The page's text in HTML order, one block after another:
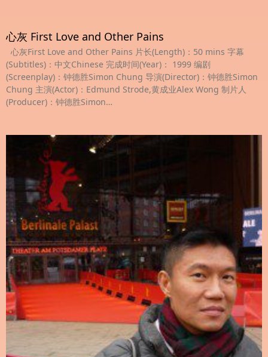
心灰 First Love and Other Pains
心灰First Love and Other Pains 片长(Length)：50 mins 字幕
(Subtitles)：中文Chinese 完成时间(Year)： 1999 编剧
(Screenplay)：钟德胜Simon Chung 导演(Director)：钟德胜Simon
Chung 主演(Actor)：Edmund Strode,黄成业Alex Wong 制片人
(Producer)：钟德胜Simon…